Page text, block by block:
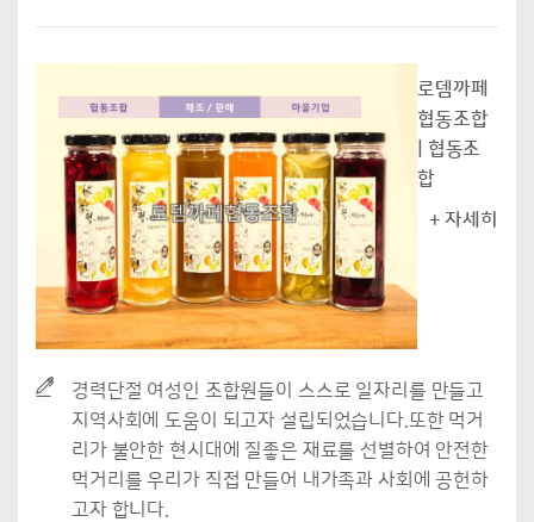
로뎀까페
협동조합
| 협동조
합
+ 자세히
경력단절 여성인 조합원들이 스스로 일자리를 만들고
지역사회에 도움이 되고자 설립되었습니다.또한 먹거
리가 불안한 현시대에 질좋은 재료를 선별하여 안전한
먹거리를 우리가 직접 만들어 내가족과 사회에 공헌하
고자 합니다.